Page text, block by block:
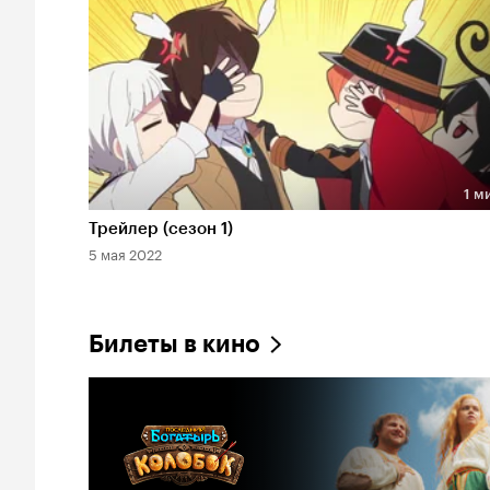
Длительность 1 мин
1
Трейлер (сезон 1)
5 мая 2022
Билеты в кино